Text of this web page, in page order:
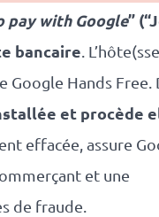
pay with Google”
bancaire .
Hands Free.
et procède
effacée, assure
et une
de fraude.